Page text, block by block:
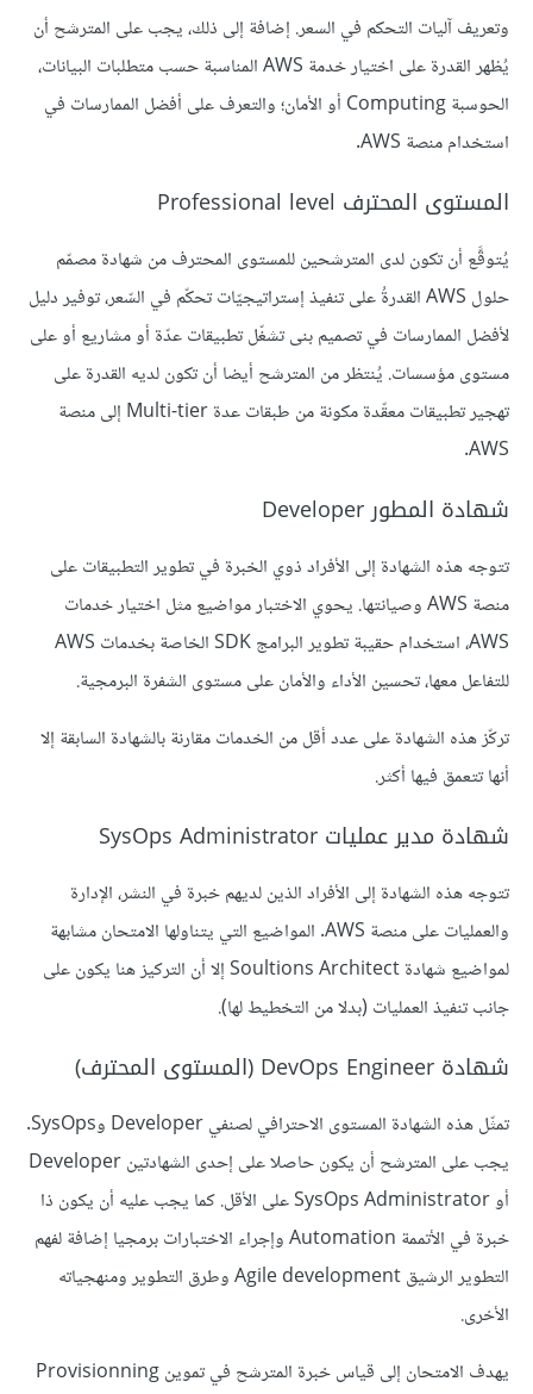
وتعريف آليات التحكم في السعر. إضافة إلى ذلك، يجب على المترشح أن
يُظهر القدرة على اختيار خدمة AWS المناسبة حسب متطلبات البيانات،
الحوسبة Computing أو الأمان؛ والتعرف على أفضل الممارسات في
استخدام منصة AWS.
المستوى المحترف Professional level
يُتوقَّع أن تكون لدى المترشحين للمستوى المحترف من شهادة مصمّم
حلول AWS القدرةُ على تنفيذ إستراتيجيّات تحكّم في السّعر، توفير دليل
لأفضل الممارسات في تصميم بنى تشغّل تطبيقات عدّة أو مشاريع أو على
مستوى مؤسسات. يُنتظر من المترشح أيضا أن تكون لديه القدرة على
تهجير تطبيقات معقّدة مكونة من طبقات عدة Multi-tier إلى منصة
AWS.
شهادة المطور Developer
تتوجه هذه الشهادة إلى الأفراد ذوي الخبرة في تطوير التطبيقات على
منصة AWS وصيانتها. يحوي الاختبار مواضيع مثل اختيار خدمات
AWS، استخدام حقيبة تطوير البرامج SDK الخاصة بخدمات AWS
للتفاعل معها، تحسين الأداء والأمان على مستوى الشفرة البرمجية.
تركّز هذه الشهادة على عدد أقل من الخدمات مقارنة بالشهادة السابقة إلا
أنها تتعمق فيها أكثر.
شهادة مدير عمليات SysOps Administrator
تتوجه هذه الشهادة إلى الأفراد الذين لديهم خبرة في النشر، الإدارة
والعمليات على منصة AWS. المواضيع التي يتناولها الامتحان مشابهة
لمواضيع شهادة Soultions Architect إلا أن التركيز هنا يكون على
جانب تنفيذ العمليات (بدلا من التخطيط لها).
شهادة DevOps Engineer (المستوى المحترف)
تمثّل هذه الشهادة المستوى الاحترافي لصنفي Developer وSysOps.
يجب على المترشح أن يكون حاصلا على إحدى الشهادتين Developer
أو SysOps Administrator على الأقل. كما يجب عليه أن يكون ذا
خبرة في الأتممة Automation وإجراء الاختبارات برمجيا إضافة لفهم
التطوير الرشيق Agile development وطرق التطوير ومنهجياته
الأخرى.
يهدف الامتحان إلى قياس خبرة المترشح في تموين Provisionning